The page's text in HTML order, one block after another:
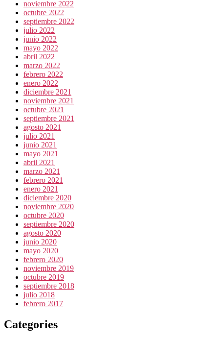
noviembre 2022
octubre 2022
septiembre 2022
julio 2022
junio 2022
mayo 2022
abril 2022
marzo 2022
febrero 2022
enero 2022
diciembre 2021
noviembre 2021
octubre 2021
septiembre 2021
agosto 2021
julio 2021
junio 2021
mayo 2021
abril 2021
marzo 2021
febrero 2021
enero 2021
diciembre 2020
noviembre 2020
octubre 2020
septiembre 2020
agosto 2020
junio 2020
mayo 2020
febrero 2020
noviembre 2019
octubre 2019
septiembre 2018
julio 2018
febrero 2017
Categories